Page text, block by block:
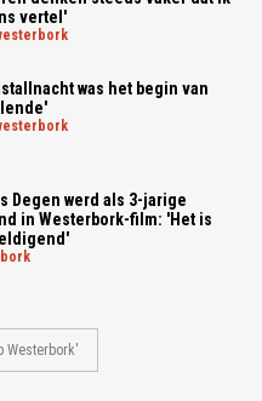
vertel'
was het begin van
Degen werd als 3-jarige
in Westerbork-film: 'Het is
Westerbork'